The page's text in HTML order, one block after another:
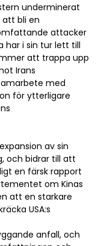
underminerat
att bli en
attacker
har i sin tur lett till
att trappa upp
Irans
med
för ytterligare
av sin
och bidrar till att
en färsk rapport
om Kinas
att en starkare
USA:s
anfall, och